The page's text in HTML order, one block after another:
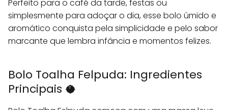
Perfeito para o café da tarde, festas ou
simplesmente para adoçar o dia, esse bolo úmido e
aromático conquista pela simplicidade e pelo sabor
marcante que lembra infância e momentos felizes.
Bolo Toalha Felpuda: Ingredientes
Principais 🥥